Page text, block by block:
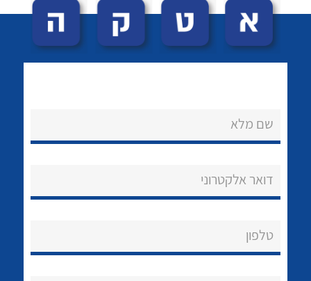
הצוות שלנו
שירותי תמיכה
שם מלא
דואר אלקטרוני
טלפון